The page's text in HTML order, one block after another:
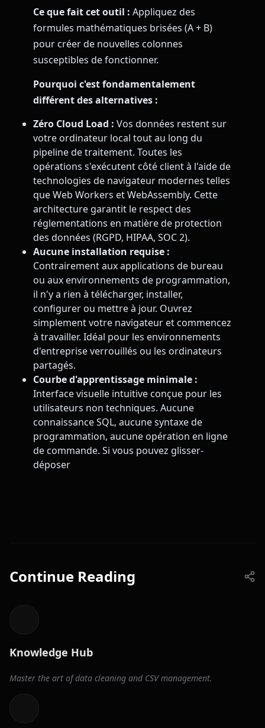
Ce que fait cet outil : Appliquez des
formules mathématiques brisées (A + B)
pour créer de nouvelles colonnes
susceptibles de fonctionner.
Pourquoi c'est fondamentalement
différent des alternatives :
Zéro Cloud Load : Vos données restent sur
votre ordinateur local tout au long du
pipeline de traitement. Toutes les
opérations s'exécutent côté client à l'aide de
technologies de navigateur modernes telles
que Web Workers et WebAssembly. Cette
architecture garantit le respect des
réglementations en matière de protection
des données (RGPD, HIPAA, SOC 2).
Aucune installation requise :
Contrairement aux applications de bureau
ou aux environnements de programmation,
il n'y a rien à télécharger, installer,
configurer ou mettre à jour. Ouvrez
simplement votre navigateur et commencez
à travailler. Idéal pour les environnements
d'entreprise verrouillés ou les ordinateurs
partagés.
Courbe d'apprentissage minimale :
Interface visuelle intuitive conçue pour les
utilisateurs non techniques. Aucune
connaissance SQL, aucune syntaxe de
programmation, aucune opération en ligne
de commande. Si vous pouvez glisser-
déposer
Continue Reading
Knowledge Hub
Master the art of data cleaning and CSV management.